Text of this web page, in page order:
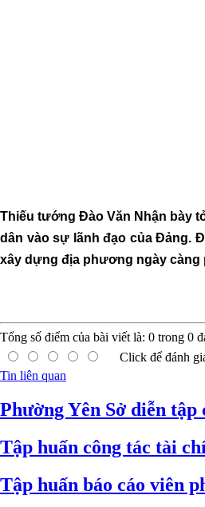
Thiếu tướng Đào Văn Nhận bày
dân vào sự lãnh đạo của Đảng.
xây dựng địa phương ngày càng
Tổng số điểm của bài viết là: 0 trong 0
Click để đánh
Tin liên quan
Phường Yên Sở diễn tập
Tập huấn công tác tài
Tập huấn báo cáo viên